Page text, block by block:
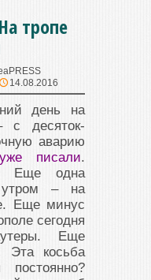
тропе
14.08.2016
день на
с десяток-
аварию
уже писали.
Еще одна
– на
Еще минус
сегодня
Еще
Эта косьба
постоянно?